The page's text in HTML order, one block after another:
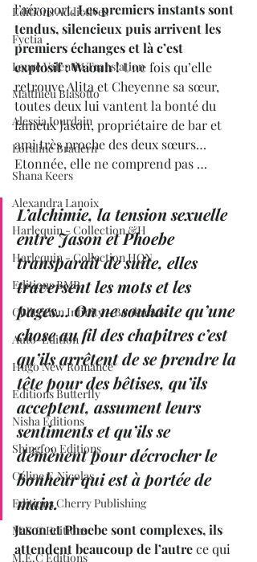
Editions Addictives
Fyctia
Laure Valentin Translation
Matthieu Biasotto
Alessia Jourdain
Loraline Bradern
Shana Keers
Alexandra Lanoix
Harlequin - Collection &H
Harlequin - Collection HQN
Editions BMR
Collection Infinity - Bookmark
Auto-Edition
Hugo New Romance
Editions Butterfly
Nisha Editions
Shingfoo Editions
Céline E.Nicolas
Editions Cherry Publishing
M.E.C Editions
M.E.C Editions
l’aéroport. Les premiers instants sont
tendus, silencieux puis arrivent les
premiers échanges et là c’est
explosif : Waouh ! Une fois qu’elle
retrouve Alita et Cheyenne sa sœur,
toutes deux lui vantent la bonté du
fameux Jason, propriétaire de bar et
ami très proche des deux sœurs…
Etonnée, elle ne comprend pas …
L’alchimie, la tension sexuelle
entre Jason et Phoebe
transparaît de suite, elles
traversent les mots et les
pages… On ne souhaite qu’une
chose au fil des chapitres c’est
qu’ils arrêtent de se prendre la
tête pour des bêtises, qu’ils
acceptent, assument leurs
sentiments et qu’ils se
démènent pour décrocher le
bonheur qui est à portée de
main.
Jason et Phoebe sont complexes, ils
attendent beaucoup de l’autre ce qui